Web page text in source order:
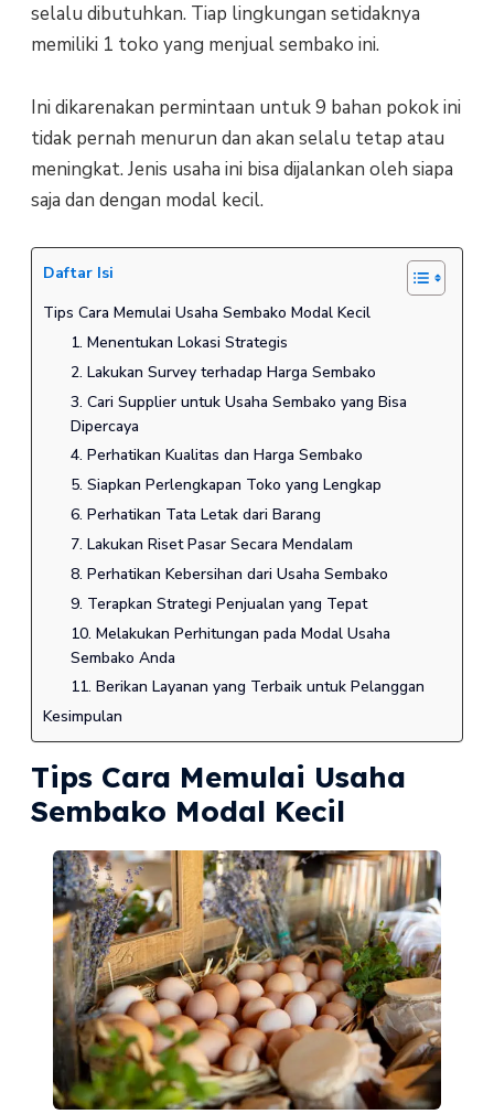
selalu dibutuhkan. Tiap lingkungan setidaknya
memiliki 1 toko yang menjual sembako ini.
Ini dikarenakan permintaan untuk 9 bahan pokok ini
tidak pernah menurun dan akan selalu tetap atau
meningkat. Jenis usaha ini bisa dijalankan oleh siapa
saja dan dengan modal kecil.
Daftar Isi
Tips Cara Memulai Usaha Sembako Modal Kecil
1. Menentukan Lokasi Strategis
2. Lakukan Survey terhadap Harga Sembako
3. Cari Supplier untuk Usaha Sembako yang Bisa
Dipercaya
4. Perhatikan Kualitas dan Harga Sembako
5. Siapkan Perlengkapan Toko yang Lengkap
6. Perhatikan Tata Letak dari Barang
7. Lakukan Riset Pasar Secara Mendalam
8. Perhatikan Kebersihan dari Usaha Sembako
9. Terapkan Strategi Penjualan yang Tepat
10. Melakukan Perhitungan pada Modal Usaha
Sembako Anda
11. Berikan Layanan yang Terbaik untuk Pelanggan
Kesimpulan
Tips Cara Memulai Usaha
Sembako Modal Kecil